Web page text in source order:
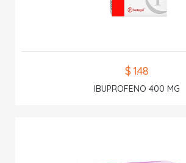
$ 1.48
IBUPROFENO 400 MG